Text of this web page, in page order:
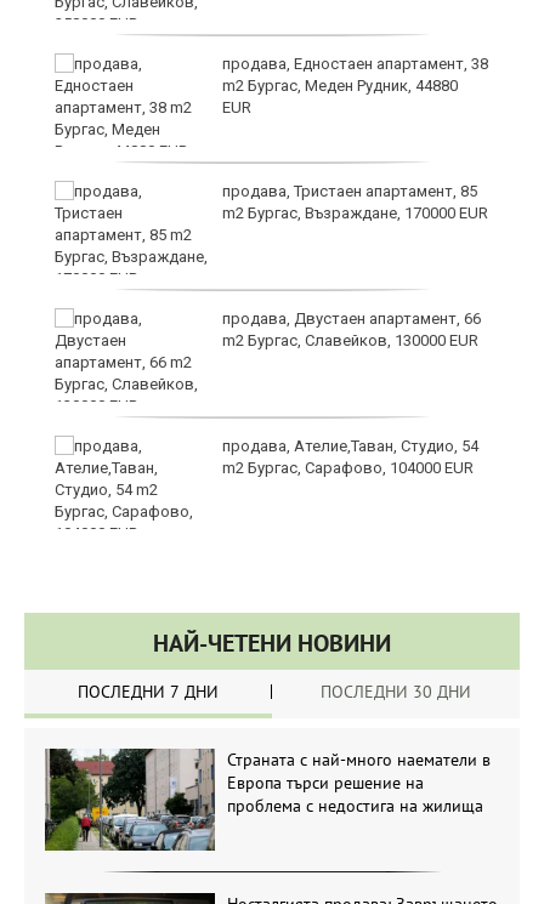
продава, Едностаен апартамент, 38
m2 Бургас, Меден Рудник, 44880
EUR
продава, Тристаен апартамент, 85
m2 Бургас, Възраждане, 170000 EUR
продава, Двустаен апартамент, 66
m2 Бургас, Славейков, 130000 EUR
продава, Ателие,Таван, Студио, 54
m2 Бургас, Сарафово, 104000 EUR
НАЙ-ЧЕТЕНИ НОВИНИ
ПОСЛЕДНИ 7 ДНИ ПОСЛЕДНИ 30 ДНИ
Страната с най-много наематели в
Европа търси решение на
проблема с недостига на жилища